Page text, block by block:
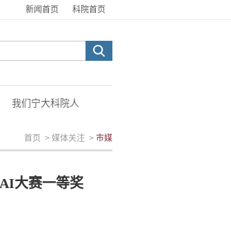
新闻首页 科院首页
我们宁大科院人
首页 > 媒体关注 > 市媒
大赛一等奖